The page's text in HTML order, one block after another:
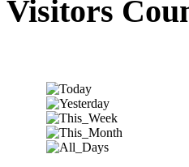
Visitors